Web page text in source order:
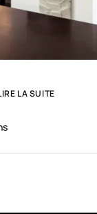
LA SUITE